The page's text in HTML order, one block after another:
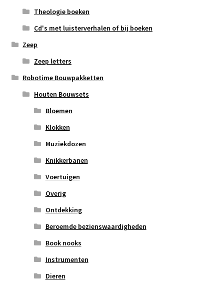
Theologie boeken
Cd's met luisterverhalen of bij boeken
Zeep
Zeep letters
Robotime Bouwpakketten
Houten Bouwsets
Bloemen
Klokken
Muziekdozen
Knikkerbanen
Voertuigen
Overig
Ontdekking
Beroemde bezienswaardigheden
Book nooks
Instrumenten
Dieren